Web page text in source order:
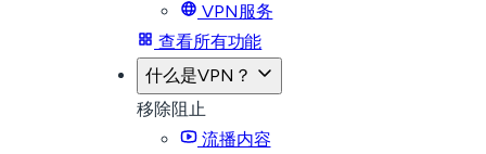
VPN服务
查看所有功能
什么是VPN？
移除阻止
流播内容